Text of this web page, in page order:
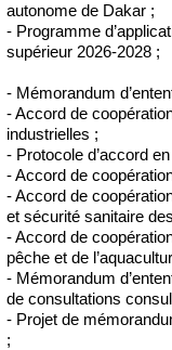
autonome de Dakar ;
- Programme
supérieur 2026-2028 ;
- Mémorandum
- Accord de
industrielles ;
- Protocole d’accord
- Accord de
- Accord de
et sécurité sanitaire
- Accord de
pêche et de
- Mémorandum
de consultations
- Projet de
;